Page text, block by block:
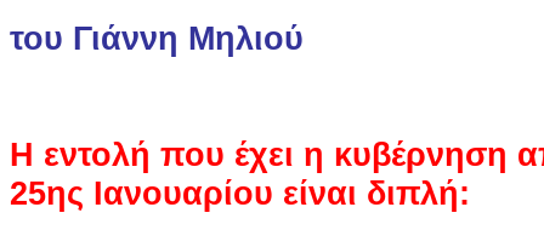
του Γιάννη Μηλιού
Η εντολή που έχει η κυβέρνηση
25ης Ιανουαρίου είναι διπλή: